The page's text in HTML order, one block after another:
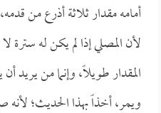
أمامه مقدار ثلاثة أذرع من
لأن المصلي إذا لم يكن له سترة
المقدار طويلاً، وإنما من يريد
ويمر، أخذاً بهذا الحديث؛